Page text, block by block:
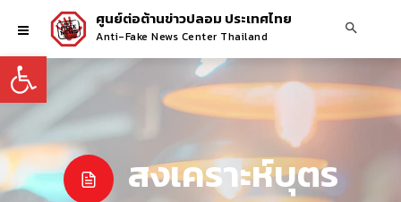
Open toolbar
ศูนย์ต่อต้านข่าวปลอม ประเทศไทย
Anti-Fake News Center Thailand
สงเคราะห์บุตร